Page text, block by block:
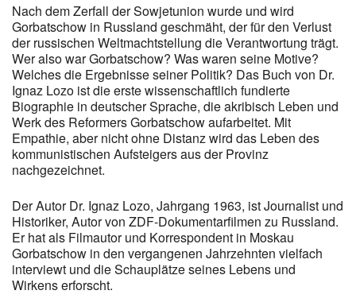
Nach dem Zerfall der Sowjetunion wurde und wird
Gorbatschow in Russland geschmäht, der für den Verlust
der russischen Weltmachtstellung die Verantwortung trägt.
Wer also war Gorbatschow? Was waren seine Motive?
Welches die Ergebnisse seiner Politik? Das Buch von Dr.
Ignaz Lozo ist die erste wissenschaftlich fundierte
Biographie in deutscher Sprache, die akribisch Leben und
Werk des Reformers Gorbatschow aufarbeitet. Mit
Empathie, aber nicht ohne Distanz wird das Leben des
kommunistischen Aufsteigers aus der Provinz
nachgezeichnet.
Der Autor Dr. Ignaz Lozo, Jahrgang 1963, ist Journalist und
Historiker, Autor von ZDF-Dokumentarfilmen zu Russland.
Er hat als Filmautor und Korrespondent in Moskau
Gorbatschow in den vergangenen Jahrzehnten vielfach
interviewt und die Schauplätze seines Lebens und
Wirkens erforscht.